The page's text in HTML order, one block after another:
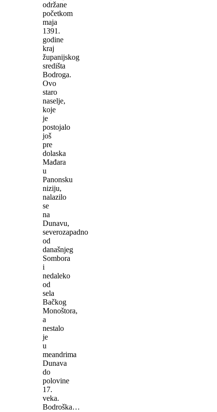
održane
početkom
maja
1391.
godine
kraj
županijskog
središta
Bodroga.
Ovo
staro
naselje,
koje
je
postojalo
još
pre
dolaska
Mađara
u
Panonsku
niziju,
nalazilo
se
na
Dunavu,
severozapadno
od
današnjeg
Sombora
i
nedaleko
od
sela
Bačkog
Monoštora,
a
nestalo
je
u
meandrima
Dunava
do
polovine
17.
veka.
Bodroška…